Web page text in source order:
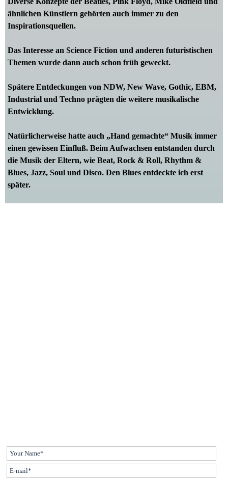
ähnlichen Künstlern gehörten auch immer zu den
Inspirationsquellen.
Das Interesse an Science Fiction und anderen futuristischen
Themen wurde dann auch schon früh geweckt.
Spätere Entdeckungen von NDW, New Wave, Gothic, EBM,
Industrial und Techno prägten die weitere musikalische
Entwicklung.
Natürlicherweise hatte auch „Hand gemachte“ Musik immer
einen gewissen Einfluß. Beim Aufwachsen entstanden durch
die Musik der Eltern, wie Beat, Rock & Roll, Rhythm &
Blues, Jazz, Soul und Disco. Den Blues entdeckte ich erst
später.